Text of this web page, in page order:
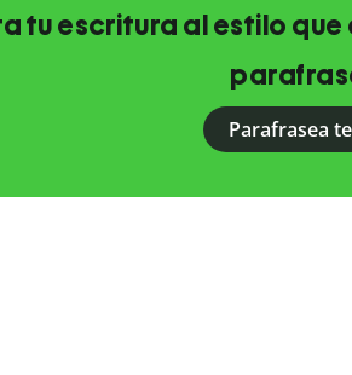
tu escritura al estilo
Parafrasea